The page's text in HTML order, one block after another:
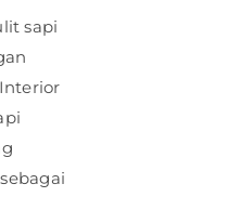
sapi